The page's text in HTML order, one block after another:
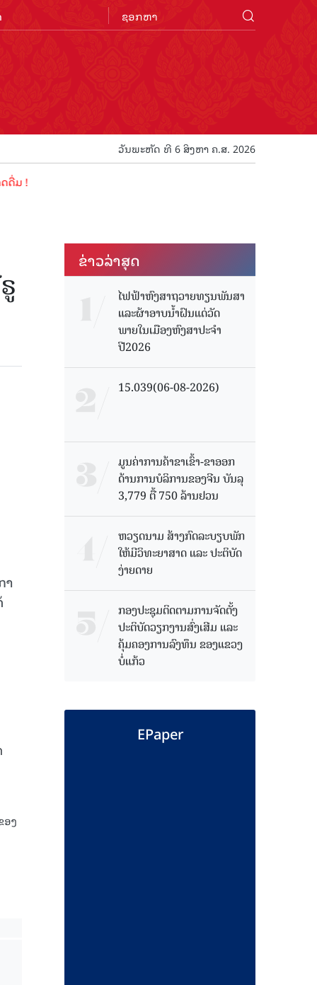
ວັນພະຫັດ ທີ 6 ສິງຫາ ຄ.ສ. 2026
າ
ອງ
ຂ່າວ​ລ່າ​ສຸດ
ໄຟຟ້າຫົງສາຖວາຍທຽນພັນສາ
ແລະຜ້າອາບນໍ້າຝົນແດ່ວັດ
ພາຍໃນເມືອງຫົງສາປະຈໍາ
ປີ2026
15.039(06-08-2026)
ມູນຄ່າການຄ້າຂາເຂົ້າ-ຂາອອກ
ດ້ານການບໍລິການຂອງຈີນ ບັນລຸ
3,779 ຕື້ 750 ລ້ານຢວນ
ຫວຽດນາມ ສ້າງກົດລະບຽບພັກ
ໃຫ້ມີວິທະຍາສາດ ແລະ ປະຕິບັດ
ງ່າຍດາຍ
ກອງປະຊຸມຕິດຕາມການຈັດຕັ້ງ
ປະຕິບັດວຽກງານສົ່ງເສີມ ແລະ
ຄຸ້ມຄອງການລົງທຶນ ຂອງແຂວງ
ບໍ່ແກ້ວ
EPaper